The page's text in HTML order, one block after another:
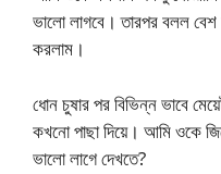
ভালো লাগবে। তারপর বলল
করলাম।
ধোন চুষার পর বিভিন্ন ভাবে
কখনো পাছা দিয়ে। আমি ওকে
ভালো লাগে দেখতে?